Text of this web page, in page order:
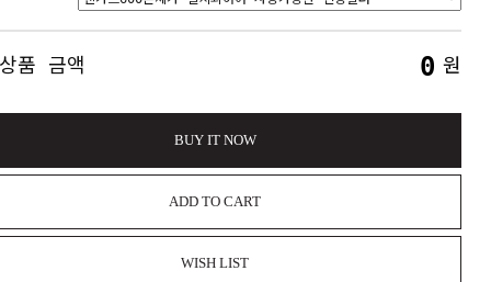
품 금액 0 원
BUY IT NOW
ADD TO CART
WISH LIST